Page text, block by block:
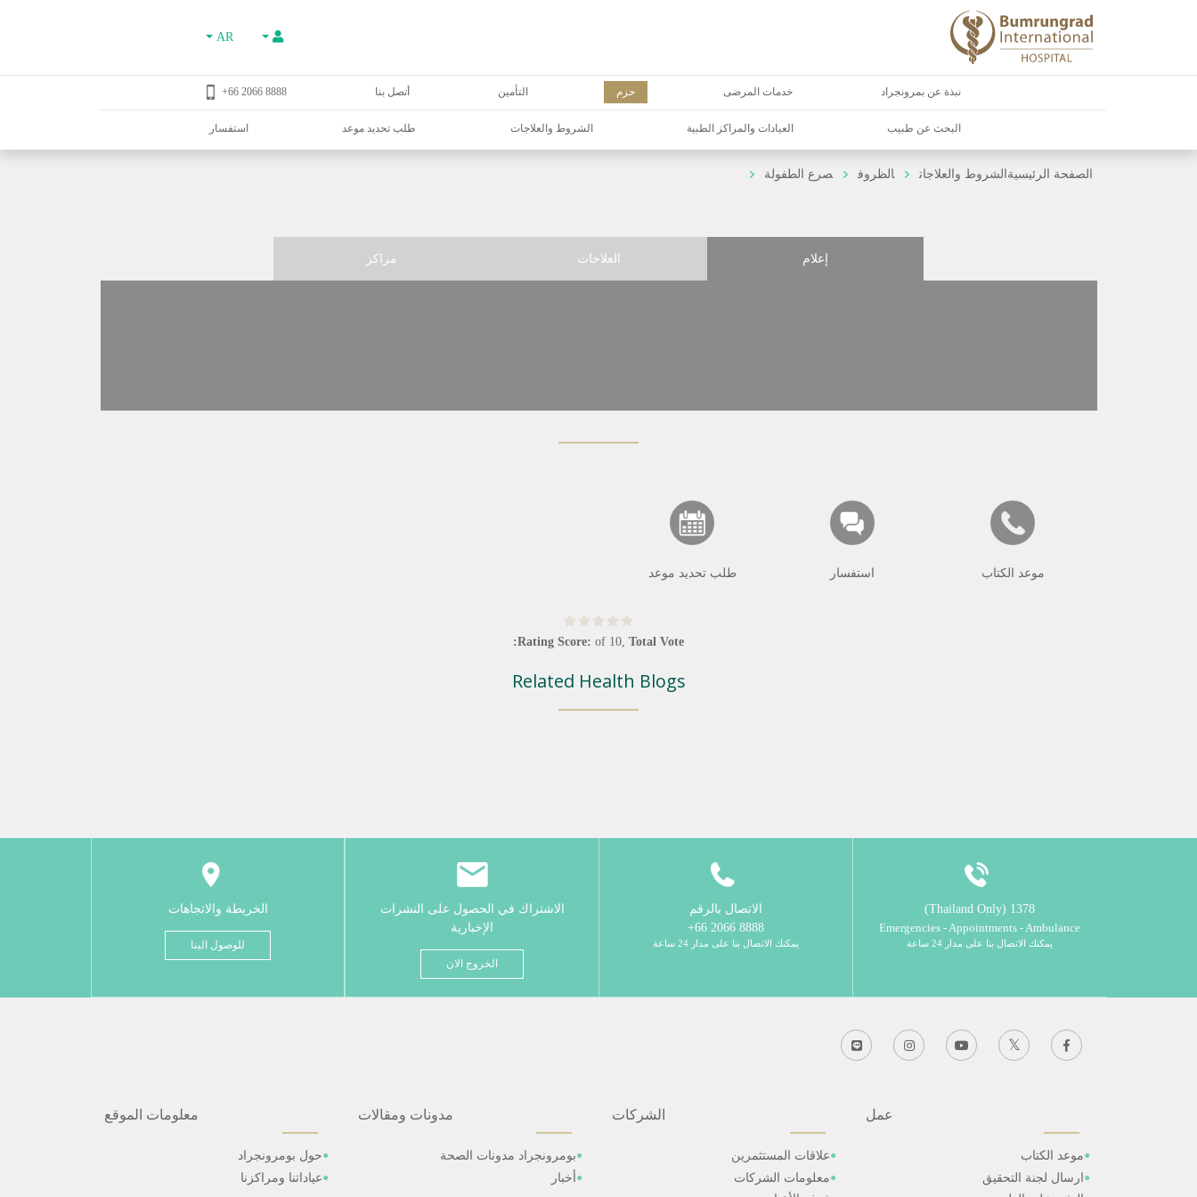
AR
نبذة عن بمرونجراد خدمات المرضى حزم التأمين أتصل بنا 8888 2066 66+
البحث عن طبيب العيادات والمراكز الطبية الشروط والعلاجات طلب تحديد موعد استفسار
الصفحة الرئيسية الشروط والعلاجات الظروف صرع الطفولة
إعلام العلاجات مراكز
موعد الكتاب استفسار طلب تحديد موعد
Rating Score: of 10 Total Vote:
Related Health Blogs
1378 (Thailand Only)
Emergencies - Appointments - Ambulance
يمكنك الاتصال بنا على مدار 24 ساعة
الاتصال بالرقم
8888 2066 66+
يمكنك الاتصال بنا على مدار 24 ساعة
الاشتراك في الحصول على النشرات
الإخبارية
الخروج الان
الخريطة والاتجاهات
للوصول الينا
عمل
موعد الكتاب
ارسال لجنة التحقيق
الشركات
علاقات المستثمرين
معلومات الشركات
مدونات ومقالات
بومرونجراد مدونات الصحة
أخبار
معلومات الموقع
حول بومرونجراد
عياداتنا ومراكزنا